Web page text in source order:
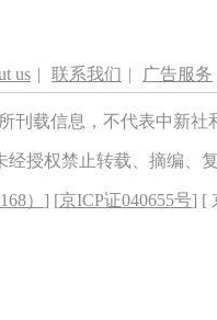
us | 联系我们 | 广告服务
刊载信息，不代表中新
经授权禁止转载、摘编、
） ] [京ICP证040655号] [